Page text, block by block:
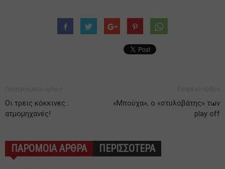
Οι τρεις κόκκινες…
ατμομηχανές!
«Μπούχα», ο «στυλοβάτης» των
play off
ΠΑΡΟΜΟΙΑ ΑΡΘΡΑ ΠΕΡΙΣΣΟΤΕΡΑ